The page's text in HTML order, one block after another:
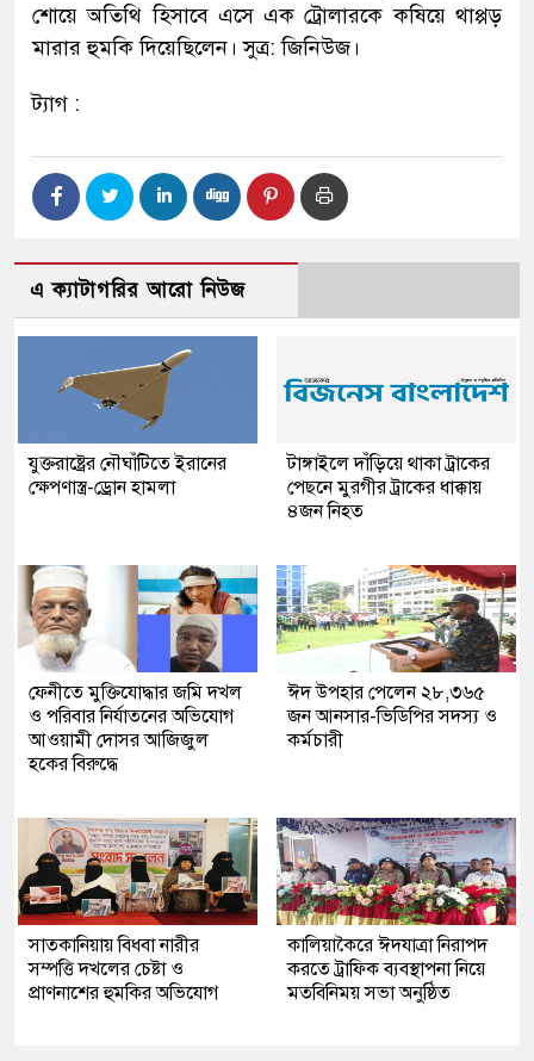
শোয়ে অতিথি হিসাবে এসে এক ট্রোলারকে কষিয়ে থাপ্পড়
মারার হুমকি দিয়েছিলেন। সুত্র: জিনিউজ।
ট্যাগ :
এ ক্যাটাগরির আরো নিউজ
যুক্তরাষ্ট্রের নৌঘাঁটিতে ইরানের
ক্ষেপণাস্ত্র-ড্রোন হামলা
টাঙ্গাইলে দাঁড়িয়ে থাকা ট্রাকের
পেছনে মুরগীর ট্রাকের ধাক্কায়
৪জন নিহত
ফেনীতে মুক্তিযোদ্ধার জমি দখল
ও পরিবার নির্যাতনের অভিযোগ
আওয়ামী দোসর আজিজুল
হকের বিরুদ্ধে
ঈদ উপহার পেলেন ২৮,৩৬৫
জন আনসার-ভিডিপির সদস্য ও
কর্মচারী
সাতকানিয়ায় বিধবা নারীর
সম্পত্তি দখলের চেষ্টা ও
প্রাণনাশের হুমকির অভিযোগ
কালিয়াকৈরে ঈদযাত্রা নিরাপদ
করতে ট্রাফিক ব্যবস্থাপনা নিয়ে
মতবিনিময় সভা অনুষ্ঠিত